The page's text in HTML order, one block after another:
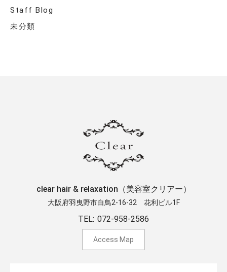
Staff Blog
未分類
clear hair & relaxation（美容室クリアー）
大阪府羽曳野市白鳥2-16-32 ​花利ビル1F
TEL: 072-958-2586
Access Map